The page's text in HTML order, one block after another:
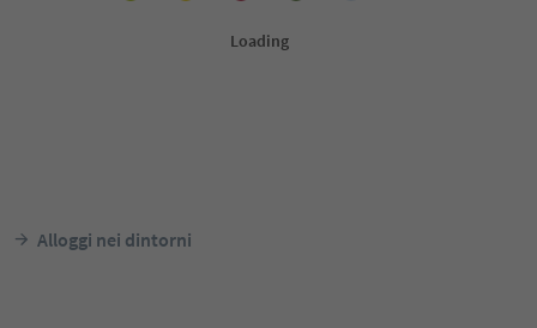
Alloggi nei dintorni